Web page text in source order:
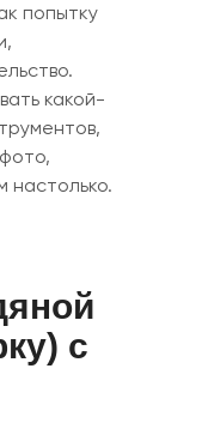
попытку
какой-
настолько.
с